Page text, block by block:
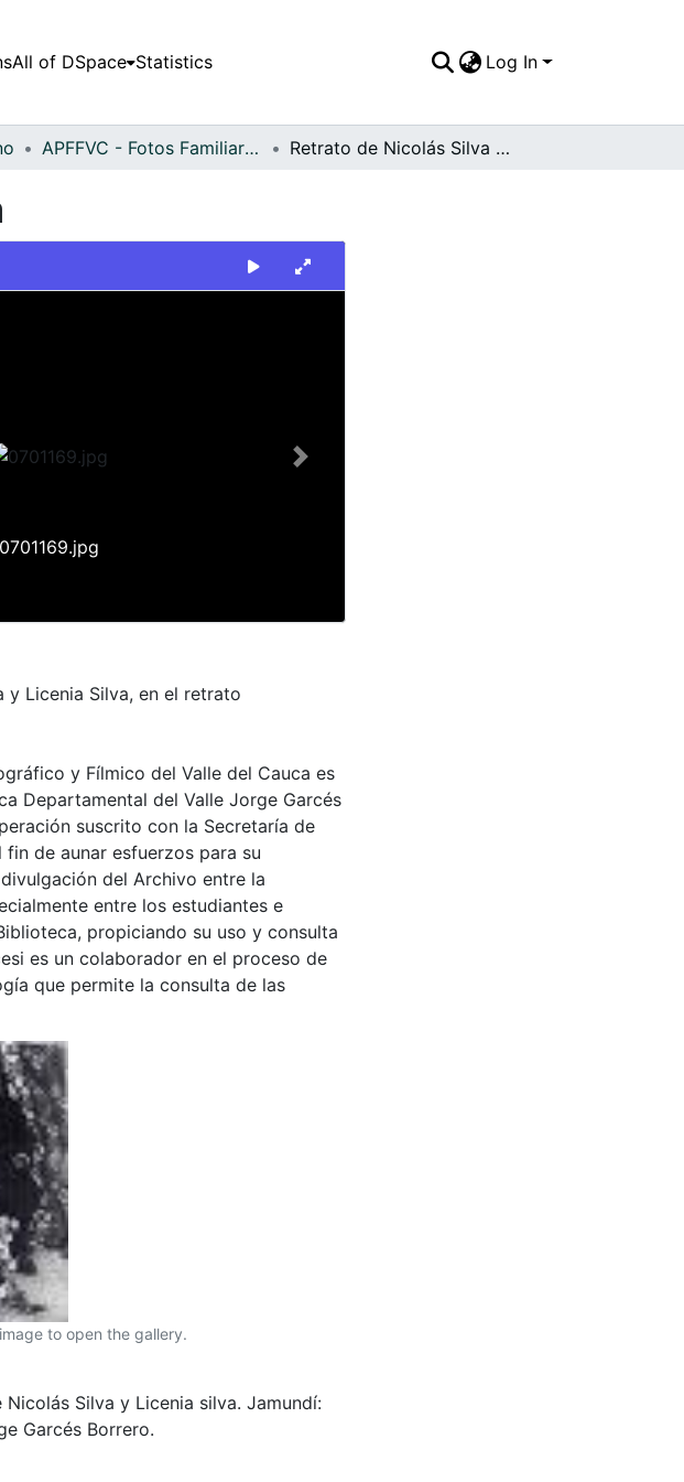
All of DSpace Statistics Log In
APFFVC - Fotos Familiares - Patrimonial Retrato de Nicolás Silva y Licenia silva
0701169.jpg
Next
y Licenia Silva, en el retrato
y Fílmico del Valle del Cauca es
Departamental del Valle Jorge Garcés
suscrito con la Secretaría de
de aunar esfuerzos para su
del Archivo entre la
entre los estudiantes e
propiciando su uso y consulta
es un colaborador en el proceso de
que permite la consulta de las
to open the gallery.
Silva y Licenia silva. Jamundí:
Garcés Borrero.